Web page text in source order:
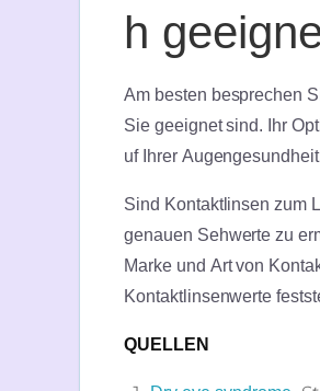
h
Am besten besprechen
Sie geeignet sind. Ihr
uf Ihrer
Sind Kontaktlinsen zum
genauen Sehwerte zu
Marke und Art von
Kontaktlinsenwerte
QUELLEN